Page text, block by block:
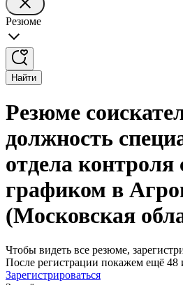
Резюме
Найти
Резюме
должность
отдела
графиком в
(Московская
Чтобы видеть все резюме,
После регистрации покажем ещё 48
Зарегистрироваться